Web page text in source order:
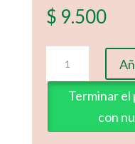
$ 9.500
3001
13
cantidadTerminar el
con